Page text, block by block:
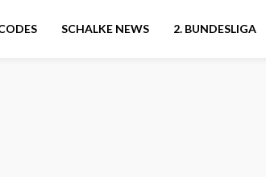
SCHALKE NEWS 2. BUNDESLIGA